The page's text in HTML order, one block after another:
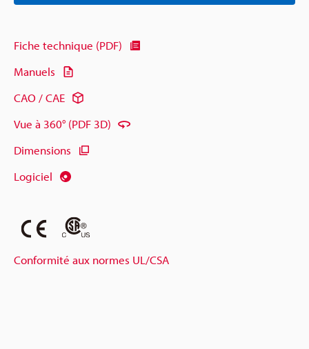
Fiche technique (PDF)
Manuels
CAO / CAE
Vue à 360° (PDF 3D)
Dimensions
Logiciel
Conformité aux normes UL/CSA